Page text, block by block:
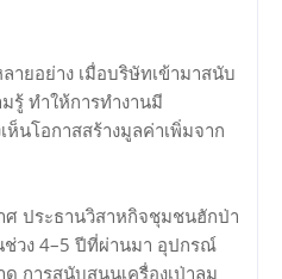
ายอย่าง เมื่อบริษัทเข้ามาสนับ
รู้ ทำให้การทำงานมี
นโอกาสสร้างมูลค่าเพิ่มจาก
ประธานวิสาหกิจชุมชนฮักป่า
ช่วง 4–5 ปีที่ผ่านมา อุปกรณ์
การสนับสนุนเครื่องเป่าลม